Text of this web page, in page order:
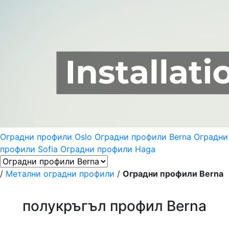
Oградни профили Oslo Oградни профили Berna Oградни
профили Sofia Oградни профили Haga
/ Метални оградни профили / Oградни профили Berna
полукръгъл профил Berna